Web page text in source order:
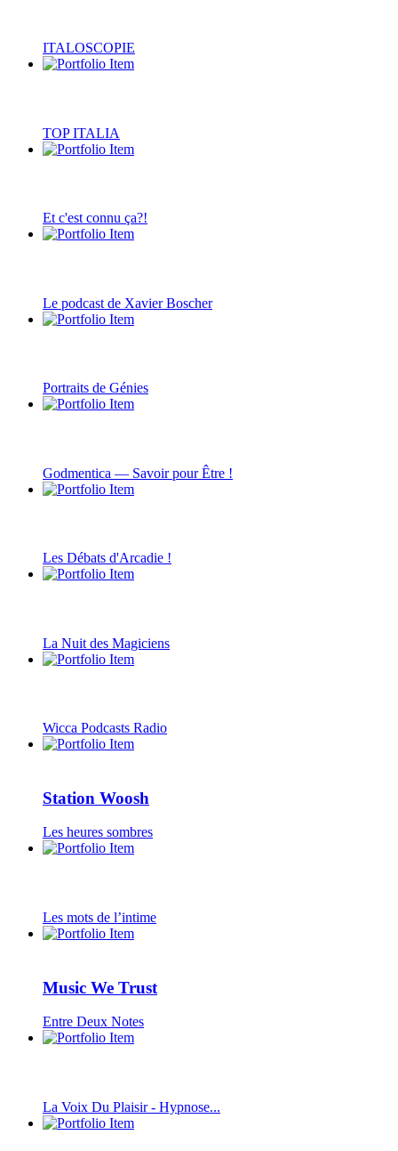
ITALOSCOPIE
TOP ITALIA
Et c'est connu ça?!
Le podcast de Xavier Boscher
Portraits de Génies
Godmentica — Savoir pour Être !
Les Débats d'Arcadie !
La Nuit des Magiciens
Wicca Podcasts Radio
Station Woosh
Les heures sombres
Les mots de l’intime
Music We Trust
Entre Deux Notes
La Voix Du Plaisir - Hypnose...